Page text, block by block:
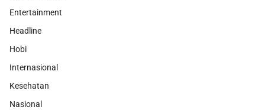
Entertainment
Headline
Hobi
Internasional
Kesehatan
Nasional